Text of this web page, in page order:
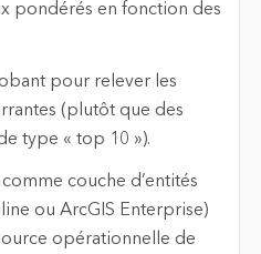
pondérés en fonction des
pour relever les
(plutôt que des
type « top 10 »).
couche d’entités
ou ArcGIS Enterprise)
opérationnelle de